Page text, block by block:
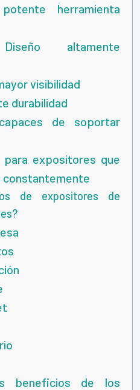
herramienta
altamente
visibilidad
durabilidad
de soportar
para expositores que
constantemente
de expositores de
beneficios de los